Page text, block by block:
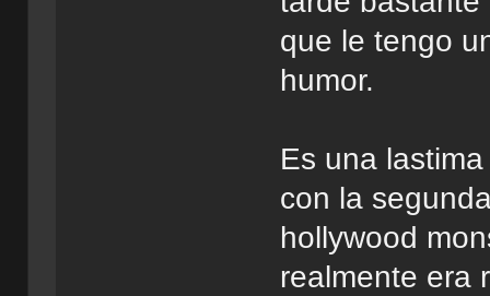
que le tengo
humor.
Es una
con la
hollywood
realmente era